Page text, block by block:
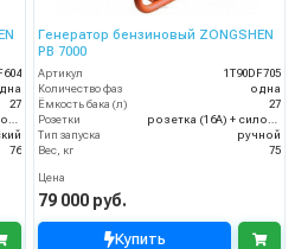
27
76
Генератор бензиновый ZONGSHEN
PB 7000
Артикул
1T90DF705
Количество фаз
одна
Ёмкость бака (л)
27
Розетки
Тип запуска
ручной
Вес, кг
75
Цена
79 000 руб.
Купить